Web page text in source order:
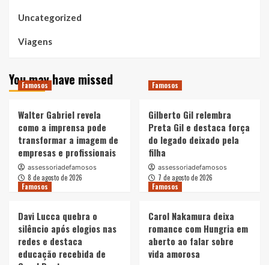
Uncategorized
Viagens
You may have missed
Famosos
Walter Gabriel revela
como a imprensa pode
transformar a imagem de
empresas e profissionais
assessoriadefamosos
8 de agosto de 2026
Famosos
Gilberto Gil relembra
Preta Gil e destaca força
do legado deixado pela
filha
assessoriadefamosos
7 de agosto de 2026
Famosos
Davi Lucca quebra o
silêncio após elogios nas
redes e destaca
educação recebida de
Famosos
Carol Nakamura deixa
romance com Hungria em
aberto ao falar sobre
vida amorosa